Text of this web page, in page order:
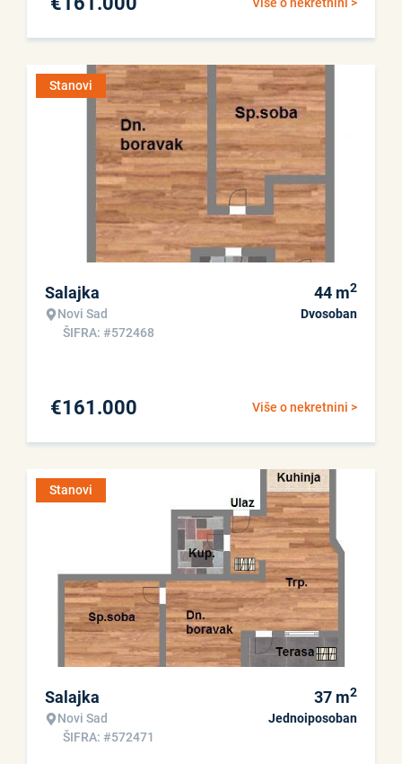
Stanovi
Salajka
Novi Sad
ŠIFRA: #572468
44 m2
Dvosoban
Više o nekretnini >
€161.000
Stanovi
Salajka
Novi Sad
ŠIFRA: #572471
37 m2
Jednoiposoban